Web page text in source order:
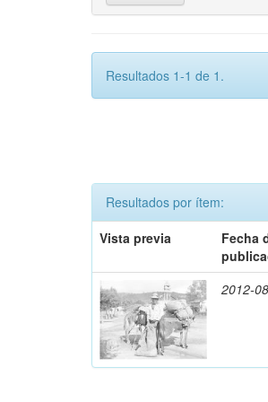
Resultados 1-1 de 1.
Resultados por ítem:
Vista previa
Fecha
2012-